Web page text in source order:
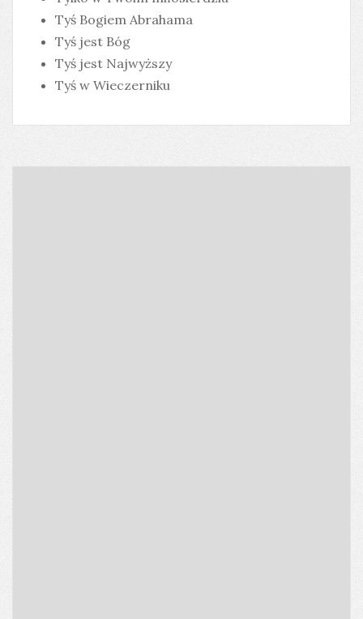
Tyś Bogiem Abrahama
Tyś jest Bóg
Tyś jest Najwyższy
Tyś w Wieczerniku